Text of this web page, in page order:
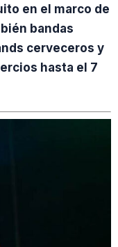
en el marco de
bandas
cerveceros y
hasta el 7